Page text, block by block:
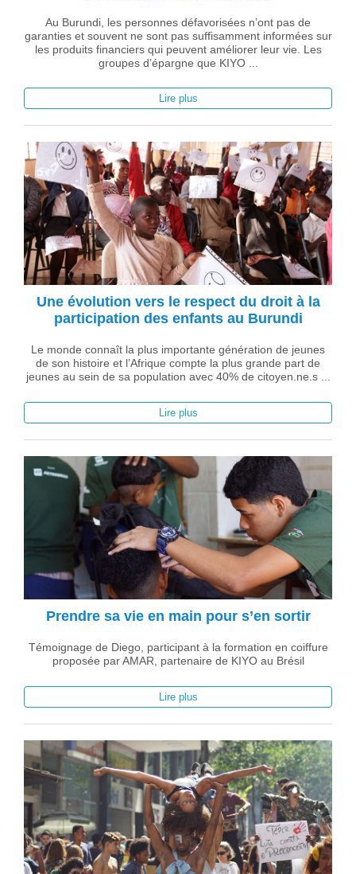
Au Burundi, les personnes défavorisées n’ont pas de
garanties et souvent ne sont pas suffisamment informées sur
les produits financiers qui peuvent améliorer leur vie. Les
groupes d’épargne que KIYO ...
Lire plus
Une évolution vers le respect du droit à la
participation des enfants au Burundi
Le monde connaît la plus importante génération de jeunes
de son histoire et l’Afrique compte la plus grande part de
jeunes au sein de sa population avec 40% de citoyen.ne.s ...
Lire plus
Prendre sa vie en main pour s’en sortir
Témoignage de Diego, participant à la formation en coiffure
proposée par AMAR, partenaire de KIYO au Brésil
Lire plus